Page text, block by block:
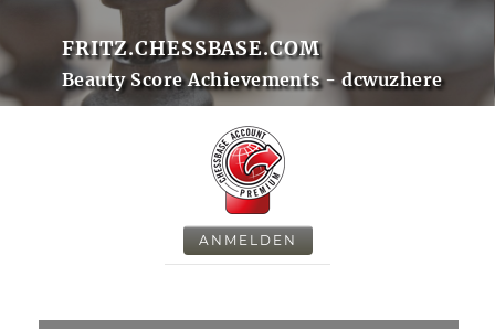
FRITZ.CHESSBASE.COM
Beauty Score Achievements - dcwuzhere
ANMELDEN